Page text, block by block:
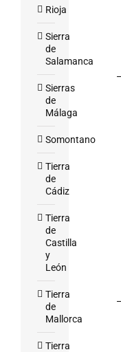
Rioja
Sierra
de
Salamanca
Sierras
de
Málaga
Somontano
Tierra
de
Cádiz
Tierra
de
Castilla
y
León
Tierra
de
Mallorca
Tierra